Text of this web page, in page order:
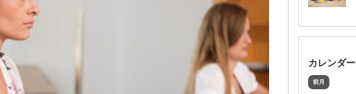
カレンダー
前月